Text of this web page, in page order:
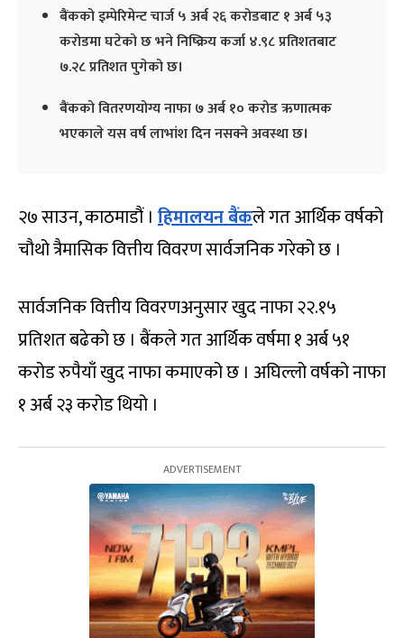
बैंकको इम्पेरिमेन्ट चार्ज ५ अर्ब २६ करोडबाट १ अर्ब ५३
करोडमा घटेको छ भने निष्क्रिय कर्जा ४.९८ प्रतिशतबाट
७.२८ प्रतिशत पुगेको छ।
बैंकको वितरणयोग्य नाफा ७ अर्ब १० करोड ऋणात्मक
भएकाले यस वर्ष लाभांश दिन नसक्ने अवस्था छ।
२७ साउन, काठमाडौं । हिमालयन बैंकले गत आर्थिक वर्षको
चौथो त्रैमासिक वित्तीय विवरण सार्वजनिक गरेको छ ।
सार्वजनिक वित्तीय विवरणअनुसार खुद नाफा २२.१५
प्रतिशत बढेको छ । बैंकले गत आर्थिक वर्षमा १ अर्ब ५१
करोड रुपैयाँ खुद नाफा कमाएको छ । अघिल्लो वर्षको नाफा
१ अर्ब २३ करोड थियो ।